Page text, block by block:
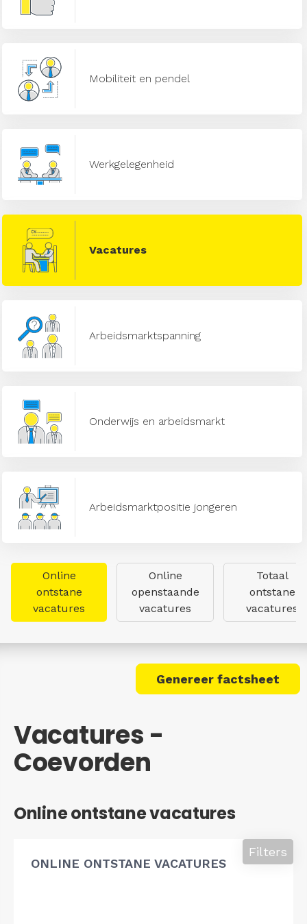
Mobiliteit en pendel
Werkgelegenheid
Vacatures
Arbeidsmarktspanning
Onderwijs en arbeidsmarkt
Arbeidsmarktpositie jongeren
Online
ontstane
vacatures
Online
openstaande
vacatures
Totaal
ontstane
vacatures
Genereer factsheet
Vacatures -
Coevorden
Online ontstane vacatures
ONLINE ONTSTANE VACATURES
Filters